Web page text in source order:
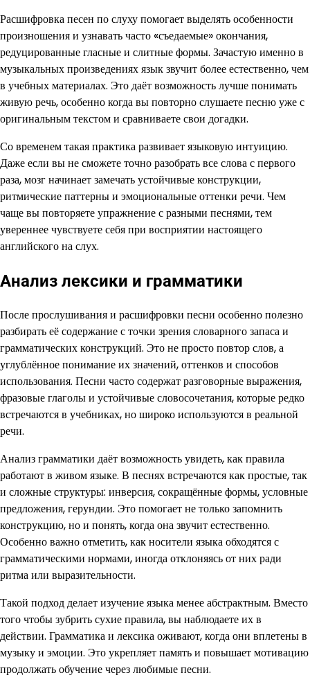
Расшифровка песен по слуху помогает выделять особенности
произношения и узнавать часто «съедаемые» окончания,
редуцированные гласные и слитные формы. Зачастую именно в
музыкальных произведениях язык звучит более естественно, чем
в учебных материалах. Это даёт возможность лучше понимать
живую речь, особенно когда вы повторно слушаете песню уже с
оригинальным текстом и сравниваете свои догадки.
Со временем такая практика развивает языковую интуицию.
Даже если вы не сможете точно разобрать все слова с первого
раза, мозг начинает замечать устойчивые конструкции,
ритмические паттерны и эмоциональные оттенки речи. Чем
чаще вы повторяете упражнение с разными песнями, тем
увереннее чувствуете себя при восприятии настоящего
английского на слух.
Анализ лексики и грамматики
После прослушивания и расшифровки песни особенно полезно
разбирать её содержание с точки зрения словарного запаса и
грамматических конструкций. Это не просто повтор слов, а
углублённое понимание их значений, оттенков и способов
использования. Песни часто содержат разговорные выражения,
фразовые глаголы и устойчивые словосочетания, которые редко
встречаются в учебниках, но широко используются в реальной
речи.
Анализ грамматики даёт возможность увидеть, как правила
работают в живом языке. В песнях встречаются как простые, так
и сложные структуры: инверсия, сокращённые формы, условные
предложения, герундии. Это помогает не только запомнить
конструкцию, но и понять, когда она звучит естественно.
Особенно важно отметить, как носители языка обходятся с
грамматическими нормами, иногда отклоняясь от них ради
ритма или выразительности.
Такой подход делает изучение языка менее абстрактным. Вместо
того чтобы зубрить сухие правила, вы наблюдаете их в
действии. Грамматика и лексика оживают, когда они вплетены в
музыку и эмоции. Это укрепляет память и повышает мотивацию
продолжать обучение через любимые песни.